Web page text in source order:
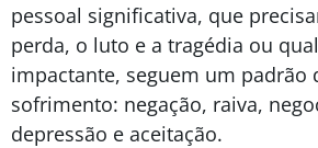
pessoal significativa, que
perda, o luto e a tragédia ou
impactante, seguem um padrão
sofrimento: negação, raiva,
depressão e aceitação.